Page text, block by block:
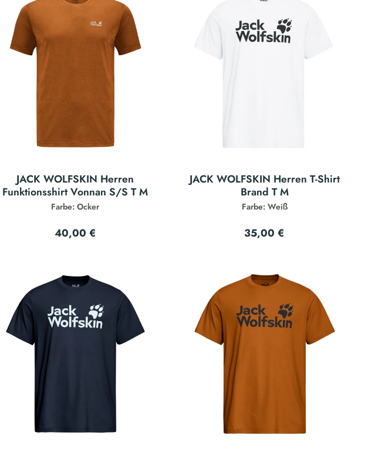
JACK WOLFSKIN Herren
Funktionsshirt Vonnan S/S T M
Farbe: Ocker
40,00 €
JACK WOLFSKIN Herren T-Shirt
Brand T M
Farbe: Weiß
35,00 €